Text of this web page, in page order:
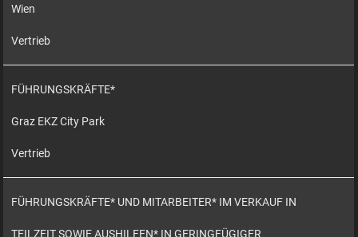
Wien
Vertrieb
FÜHRUNGSKRÄFTE*
Graz EKZ City Park
Vertrieb
FÜHRUNGSKRÄFTE* UND MITARBEITER* IM VERKAUF IN
TEILZEIT SOWIE AUSHILFEN* IN GERINGFÜGIGER